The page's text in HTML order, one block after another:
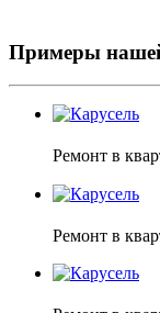
Примеры
Ремонт в
Ремонт в